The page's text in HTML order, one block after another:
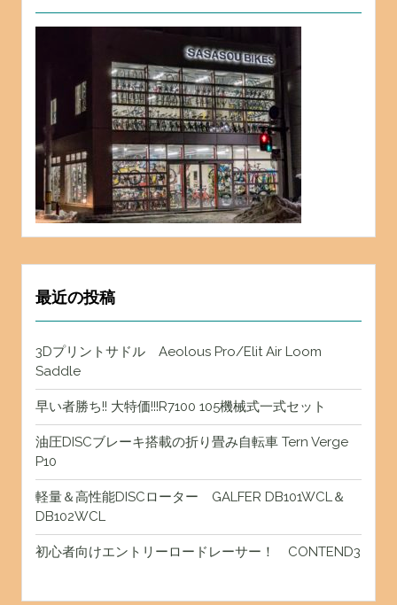
最近の投稿
3Dプリントサドル Aeolous Pro/Elit Air Loom
Saddle
早い者勝ち!! 大特価!!!R7100 105機械式一式セット
油圧DISCブレーキ搭載の折り畳み自転車 Tern Verge
P10
軽量＆高性能DISCローター GALFER DB101WCL＆
DB102WCL
初心者向けエントリーロードレーサー！ CONTEND3